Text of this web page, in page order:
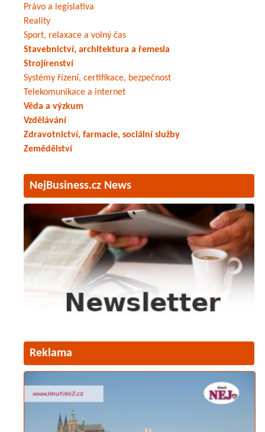
Právo a legislativa
Reality
Sport, relaxace a volný čas
Stavebnictví, architektura a řemesla
Strojírenství
Systémy řízení, certifikace, bezpečnost
Telekomunikace a internet
Věda a výzkum
Vzdělávání
Zdravotnictví, farmacie, sociální služby
Zemědělství
NejBusiness.cz News
Reklama